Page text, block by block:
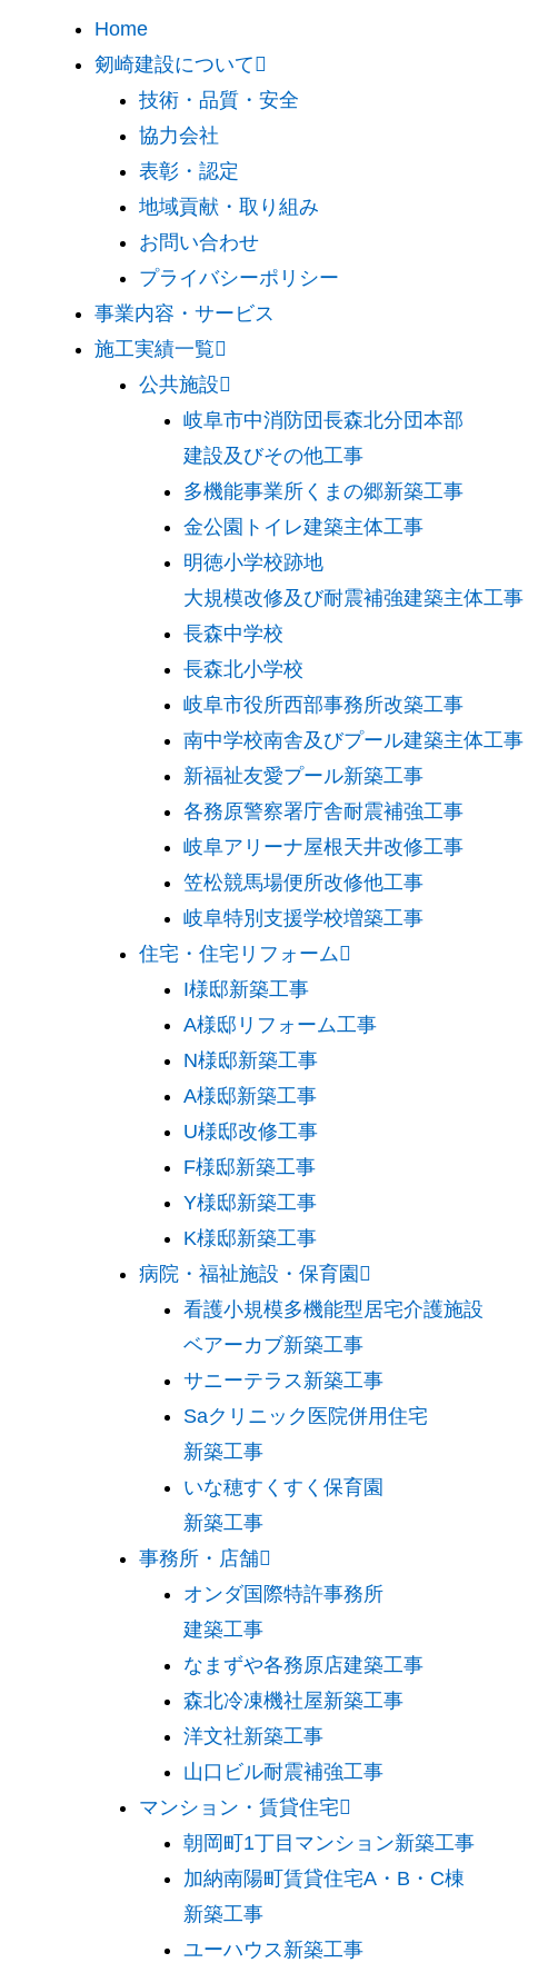
Home
剱崎建設について
技術・品質・安全
協力会社
表彰・認定
地域貢献・取り組み
お問い合わせ
プライバシーポリシー
事業内容・サービス
施工実績一覧
公共施設
岐阜市中消防団長森北分団本部
建設及びその他工事
多機能事業所くまの郷新築工事
金公園トイレ建築主体工事
明徳小学校跡地
大規模改修及び耐震補強建築主体工事
長森中学校
長森北小学校
岐阜市役所西部事務所改築工事
南中学校南舎及びプール建築主体工事
新福祉友愛プール新築工事
各務原警察署庁舎耐震補強工事
岐阜アリーナ屋根天井改修工事
笠松競馬場便所改修他工事
岐阜特別支援学校増築工事
住宅・住宅リフォーム
I様邸新築工事
A様邸リフォーム工事
N様邸新築工事
A様邸新築工事
U様邸改修工事
F様邸新築工事
Y様邸新築工事
K様邸新築工事
病院・福祉施設・保育園
看護小規模多機能型居宅介護施設
ベアーカブ新築工事
サニーテラス新築工事
Saクリニック医院併用住宅
新築工事
いな穂すくすく保育園
新築工事
事務所・店舗
オンダ国際特許事務所
建築工事
なまずや各務原店建築工事
森北冷凍機社屋新築工事
洋文社新築工事
山口ビル耐震補強工事
マンション・賃貸住宅
朝岡町1丁目マンション新築工事
加納南陽町賃貸住宅A・B・C棟
新築工事
ユーハウス新築工事